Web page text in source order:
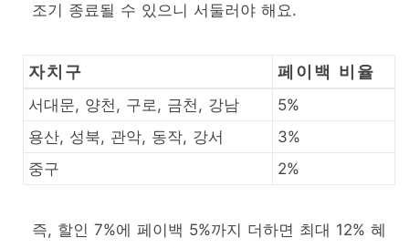
조기 종료될 수 있으니 서둘러야 해요.
자치구 페이백 비율
서대문, 양천, 구로, 금천, 강남
5%
용산, 성북, 관악, 동작, 강서
3%
중구
2%
즉, 할인 7%에 페이백 5%까지 더하면 최대 12% 혜